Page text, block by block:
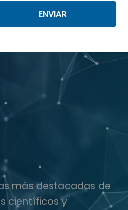
más destacadas de
científicos y